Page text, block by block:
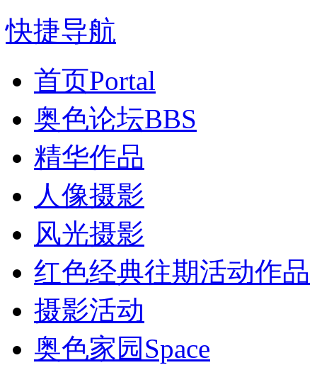
快捷导航
首页Portal
奥色论坛BBS
精华作品
人像摄影
风光摄影
红色经典往期活动作品
摄影活动
奥色家园 Space